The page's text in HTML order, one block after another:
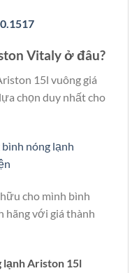
Vitaly ở đâu?
15l vuông giá
chọn duy nhất cho
nóng lạnh
cho mình bình
hãng với giá thành
lạnh Ariston 15l